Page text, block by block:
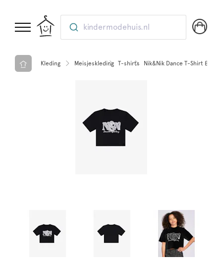
kindermodehuis.nl
Kleding Meisjeskleding T-shirts Nik&Nik Dance T-Shirt Black